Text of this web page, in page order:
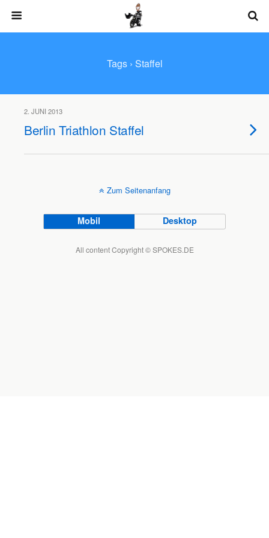
Tags › Staffel
2. JUNI 2013
Berlin Triathlon Staffel
Zum Seitenanfang
Mobil Desktop
All content Copyright © SPOKES.DE